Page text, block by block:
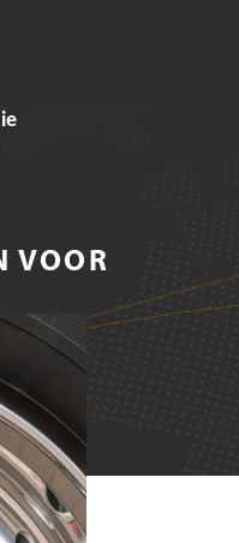
VOOR